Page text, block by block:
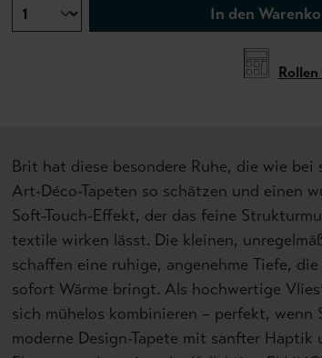
In den
Brit hat diese besondere Ruhe, die wie
Art-Déco-Tapeten so schätzen und einen
Soft-Touch-Effekt, der das feine
textile wirken lässt. Die kleinen,
schaffen eine ruhige, angenehme Tiefe, die
sofort Wärme bringt. Als hochwertige
sich mühelos kombinieren – perfekt, wenn
moderne Design-Tapete mit sanfter Haptik